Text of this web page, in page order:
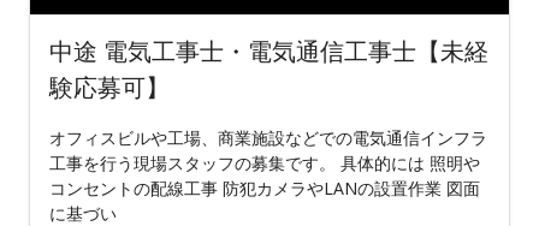
中途 電気工事士・電気通信工事士【未経
験応募可】
オフィスビルや工場、商業施設などでの電気通信インフラ
工事を行う現場スタッフの募集です。 具体的には 照明や
コンセントの配線工事 防犯カメラやLANの設置作業 図面
に基づい